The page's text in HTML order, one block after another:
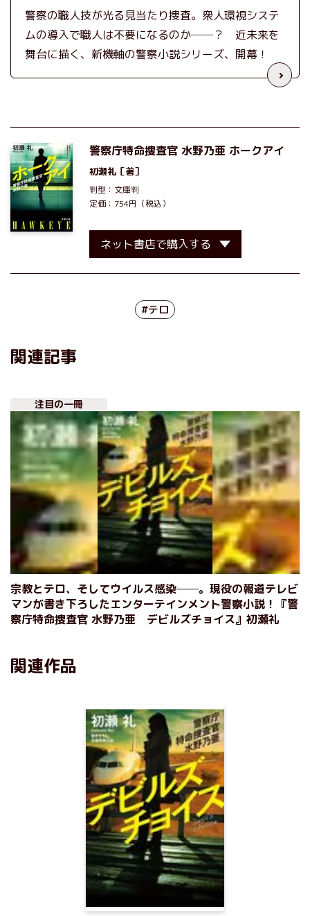
警察の職人技が光る見当たり捜査。衆人環視システ
ムの導入で職人は不要になるのか──？ 近未来を
舞台に描く、新機軸の警察小説シリーズ、開幕！
警察庁特命捜査官 水野乃亜 ホークアイ
初瀬礼 ［著］
判型：文庫判
定価：754円（税込）
ネット書店で購入する
#テロ
関連記事
注目の一冊
宗教とテロ、そしてウイルス感染──。現役の報道テレビ
マンが書き下ろしたエンターテインメント警察小説！『警
察庁特命捜査官 水野乃亜 デビルズチョイス』初瀬礼
関連作品